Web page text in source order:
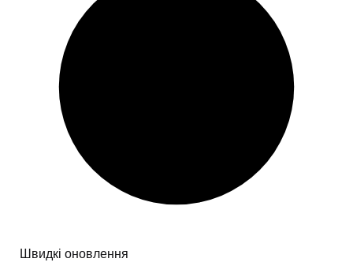
Швидкі оновлення